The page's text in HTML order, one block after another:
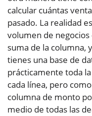
calcular cuántas
pasado. La realidad
volumen de negocios
suma de la columna,
tienes una base de
prácticamente toda
cada línea, pero
columna de monto
medio de todas las